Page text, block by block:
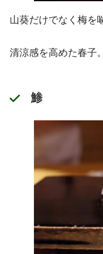
山葵だけでなく梅を
清涼感を高めた春子。
鯵